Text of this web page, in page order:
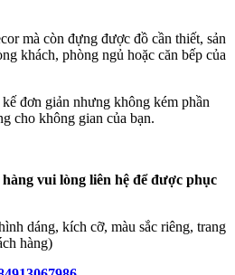
mà còn đựng được đồ cần thiết, sản
khách, phòng ngủ hoặc căn bếp của
đơn giản nhưng không kém phần
cho không gian của bạn.
vui lòng liên hệ để được phục
dáng, kích cỡ, màu sắc riêng, trang
hàng)